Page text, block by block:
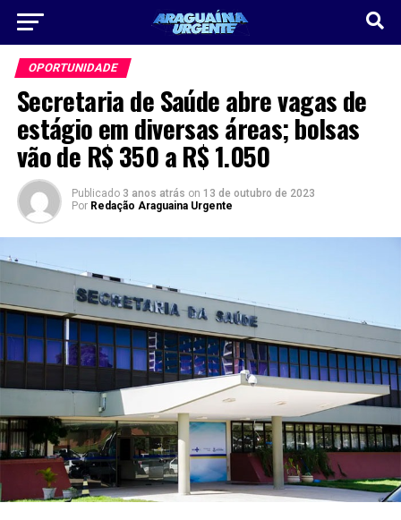
OPORTUNIDADE
Secretaria de Saúde abre vagas de
estágio em diversas áreas; bolsas
vão de R$ 350 a R$ 1.050
Publicado 3 anos atrás on 13 de outubro de 2023
Por Redação Araguaina Urgente